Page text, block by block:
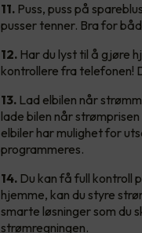
11. Puss, puss på
pusser tenner. Bra for
12. Har du lyst til å gjøre
kontrollere fra telefonen!
13. Lad elbilen når
lade bilen når
elbiler har mulighet for
programmeres.
14. Du kan få full kontroll
hjemme, kan du styre
smarte løsninger som du
strømregningen.